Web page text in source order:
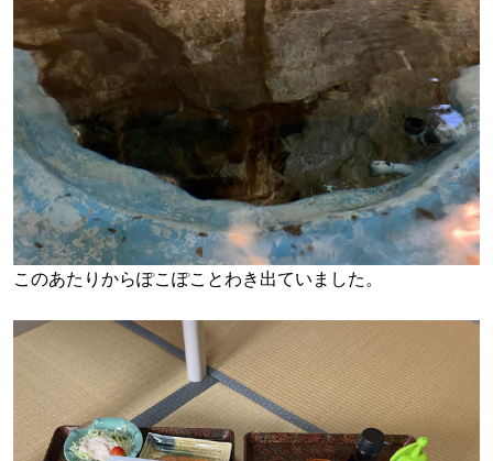
このあたりからぽこぽことわき出ていました。